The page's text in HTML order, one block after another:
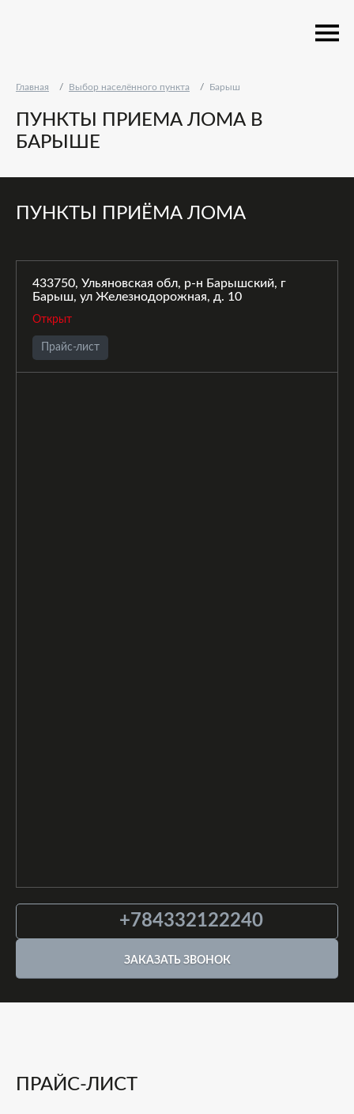
Главная Выбор населённого пункта Барыш
ПУНКТЫ ПРИЕМА ЛОМА В
БАРЫШЕ
ПУНКТЫ ПРИЁМА ЛОМА
433750, Ульяновская обл, р-н Барышский, г
Барыш, ул Железнодорожная, д. 10
Открыт
Прайс-лист
+784332122240
ЗАКАЗАТЬ ЗВОНОК
ПРАЙС-ЛИСТ